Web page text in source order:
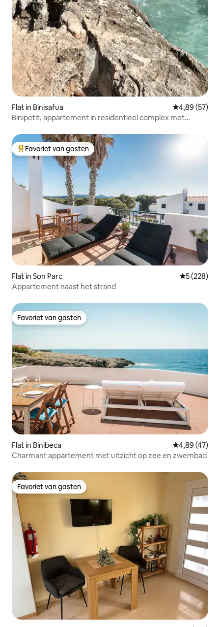
Flat in Binisafua Gemiddelde
4,89 (57)
Binipetit, appartement in residentieel complex met
Topfavoriet van gasten
Favoriet van gasten
Flat in Son Parc
5 (228)
Appartement naast het strand
Favoriet van gasten
Favoriet van gasten
Flat in Binibeca Gemiddelde
4,89 (47)
Charmant appartement met uitzicht op zee en zwembad
Favoriet van gasten
Favoriet van gasten